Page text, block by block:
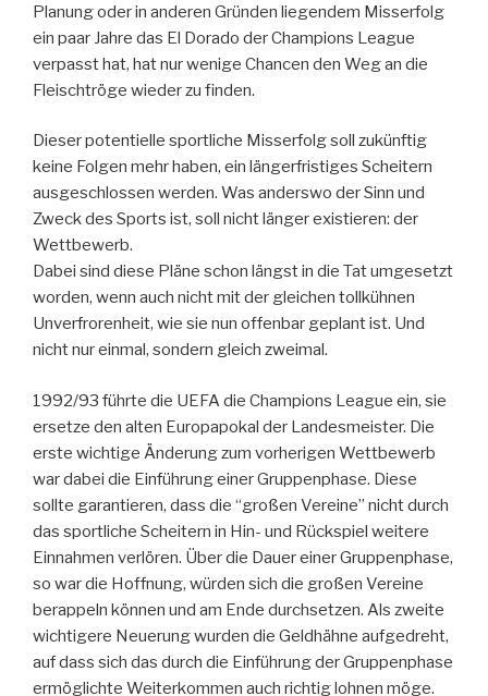
Planung oder in anderen Gründen liegendem Misserfolg
ein paar Jahre das El Dorado der Champions League
verpasst hat, hat nur wenige Chancen den Weg an die
Fleischtröge wieder zu finden.
Dieser potentielle sportliche Misserfolg soll zukünftig
keine Folgen mehr haben, ein längerfristiges Scheitern
ausgeschlossen werden. Was anderswo der Sinn und
Zweck des Sports ist, soll nicht länger existieren: der
Wettbewerb.
Dabei sind diese Pläne schon längst in die Tat umgesetzt
worden, wenn auch nicht mit der gleichen tollkühnen
Unverfrorenheit, wie sie nun offenbar geplant ist. Und
nicht nur einmal, sondern gleich zweimal.
1992/93 führte die UEFA die Champions League ein, sie
ersetze den alten Europapokal der Landesmeister. Die
erste wichtige Änderung zum vorherigen Wettbewerb
war dabei die Einführung einer Gruppenphase. Diese
sollte garantieren, dass die “großen Vereine” nicht durch
das sportliche Scheitern in Hin- und Rückspiel weitere
Einnahmen verlören. Über die Dauer einer Gruppenphase,
so war die Hoffnung, würden sich die großen Vereine
berappeln können und am Ende durchsetzen. Als zweite
wichtigere Neuerung wurden die Geldhähne aufgedreht,
auf dass sich das durch die Einführung der Gruppenphase
ermöglichte Weiterkommen auch richtig lohnen möge.